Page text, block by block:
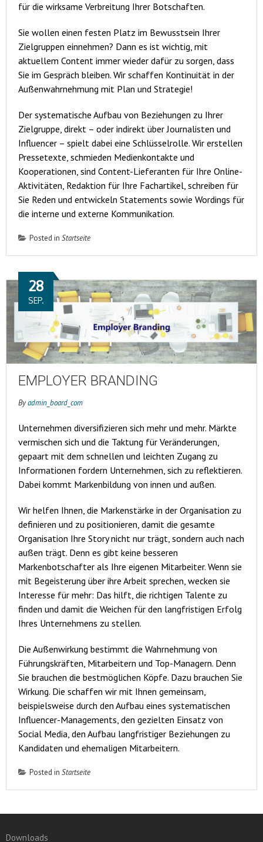
für die wirksame Verbreitung Ihrer Botschaften.
Sie wollen einen festen Platz im Bewusstsein Ihrer
Zielgruppen einnehmen? Dann es ist wichtig, mit
aktuellem Content immer wieder dafür zu sorgen, dass
Sie im Gespräch bleiben. Wir schaffen Kontinuität in der
Außenwahrnehmung mit Plan und Strategie!
Der systematische Aufbau von Beziehungen zu Ihrer
Zielgruppe, direkt – oder indirekt über Journalisten und
Influencer – spielt dabei eine Schlüsselrolle. Wir erstellen
Pressetexte, schmieden Medienkontakte und
Kooperationen, sind Content-Lieferanten für Ihre Online-
Aktivitäten, Redaktion für Ihre Fachartikel, schreiben für
Sie Reden und entwickeln Statements sowie Wordings für
die interne und externe Kommunikation.
Posted in Startseite
EMPLOYER BRANDING
28
SEP.
Byadmin_board_com
Unternehmen diversifizieren sich mehr und mehr. Märkte
vermischen sich und die Taktung für Veränderungen,
gepaart mit dem schnellen und leichten Zugang zu
Informationen fordern Unternehmen, sich zu reflektieren.
Dabei kommt Markenbildung von innen und außen.
Wir helfen Ihnen, die Markenstärke in der Organisation zu
definieren und zu positionieren, damit die gesamte
Organisation Ihre Story nicht nur trägt, sondern auch nach
außen trägt. Denn es gibt keine besseren
Markenbotschafter als Ihre eigenen Mitarbeiter. Wenn sie
mit Begeisterung über ihre Arbeit sprechen, wecken sie
Interesse für mehr: Das hilft, die richtigen Talente zu
finden und damit die Weichen für den langfristigen Erfolg
Ihres Unternehmens zu stellen.
Die Außenwirkung bestimmt die Wahrnehmung von
Führungskräften, Mitarbeitern und Top-Managern. Denn
Sie brauchen die bestmöglichen Köpfe. Dazu brauchen Sie
Wirkung. Die schaffen wir mit Ihnen gemeinsam,
beispielsweise durch den Aufbau eines systematischen
Influencer-Managements, den gezielten Einsatz von
Social Media, den Aufbau langfristiger Beziehungen zu
Kandidaten und ehemaligen Mitarbeitern.
Posted in Startseite
Downloads